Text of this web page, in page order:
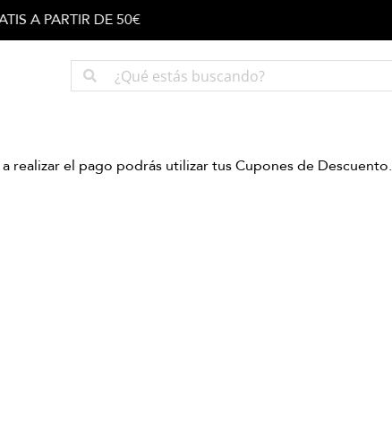
A PARTIR DE 50€
realizar el pago podrás utilizar tus Cupones de Descuento.